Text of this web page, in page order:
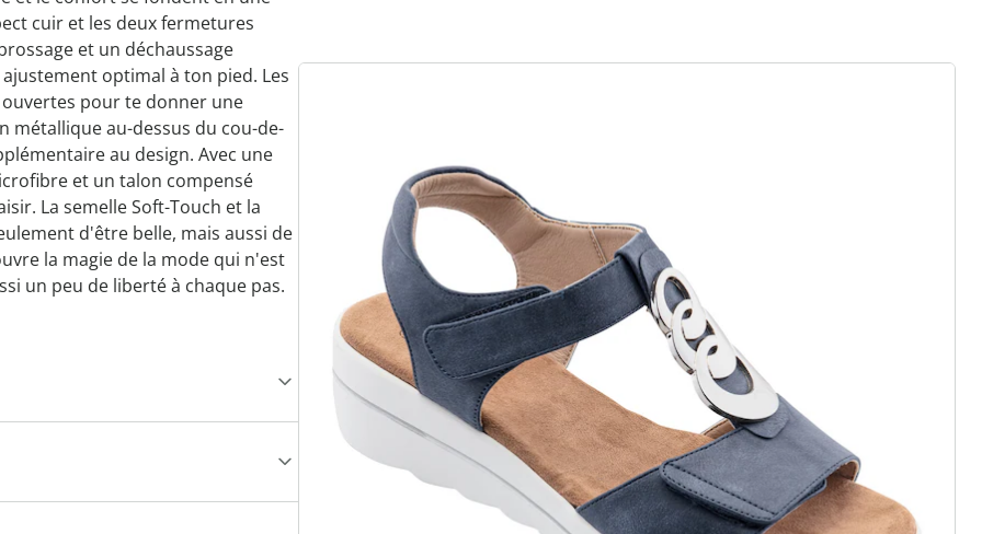
cuir et les deux fermetures
et un déchaussage
optimal à ton pied. Les
pour te donner une
métallique au-dessus du cou-de-
au design. Avec une
et un talon compensé
La semelle Soft-Touch et la
d'être belle, mais aussi de
la magie de la mode qui n'est
un peu de liberté à chaque pas.